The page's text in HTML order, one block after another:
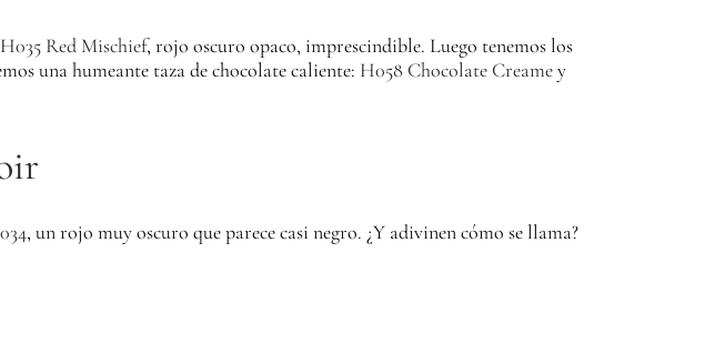
H035 Red Mischief, rojo oscuro opaco, imprescindible. Luego tenemos los
una humeante taza de chocolate caliente: H058 Chocolate Creamey
, un rojo muy oscuro que parece casi negro. ¿Y adivinen cómo se llama?